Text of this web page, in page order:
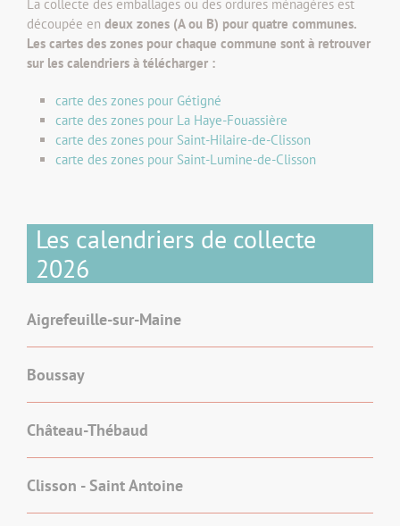
La collecte des emballages ou des ordures ménagères est
découpée en deux zones (A ou B) pour quatre communes.
Les cartes des zones pour chaque commune sont à retrouver
sur les calendriers à télécharger :
carte des zones pour Gétigné
carte des zones pour La Haye-Fouassière
carte des zones pour Saint-Hilaire-de-Clisson
carte des zones pour Saint-Lumine-de-Clisson
Les calendriers de collecte
2026
Aigrefeuille-sur-Maine
Boussay
Château-Thébaud
Clisson - Saint Antoine